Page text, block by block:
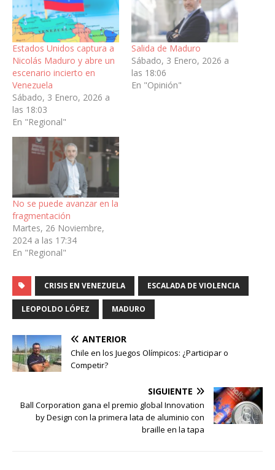
Estados Unidos captura a
Nicolás Maduro y abre un
escenario incierto en
Venezuela
Sábado, 3 Enero, 2026 a
las 18:03
En "Regional"
Salida de Maduro
Sábado, 3 Enero, 2026 a
las 18:06
En "Opinión"
No se puede avanzar en la
fragmentación
Martes, 26 Noviembre,
2024 a las 17:34
En "Regional"
CRISIS EN VENEZUELA ESCALADA DE VIOLENCIA
LEOPOLDO LÓPEZ MADURO
ANTERIOR
Chile en los Juegos Olímpicos: ¿Participar o
Competir?
SIGUIENTE
Ball Corporation gana el premio global Innovation
by Design con la primera lata de aluminio con
braille en la tapa